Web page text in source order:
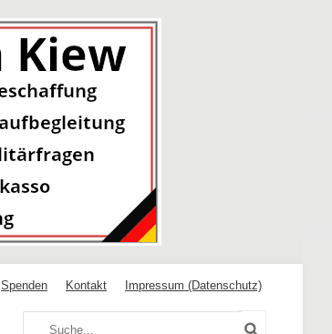
Spenden Kontakt Impressum (Datenschutz)